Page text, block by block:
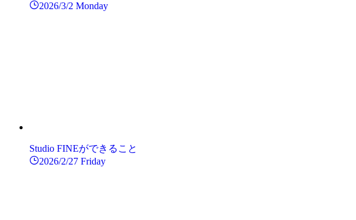
2026/3/2 Monday
Studio FINEができること
2026/2/27 Friday